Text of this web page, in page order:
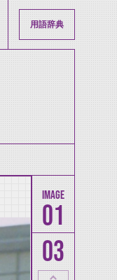
用語辞典
01
03